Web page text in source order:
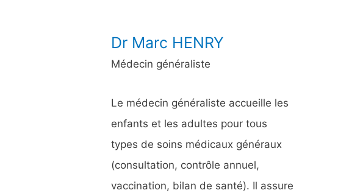
Dr Marc HENRY
Médecin généraliste
Le médecin généraliste accueille les
enfants et les adultes pour tous
types de soins médicaux généraux
(consultation, contrôle annuel,
vaccination, bilan de santé). Il assure